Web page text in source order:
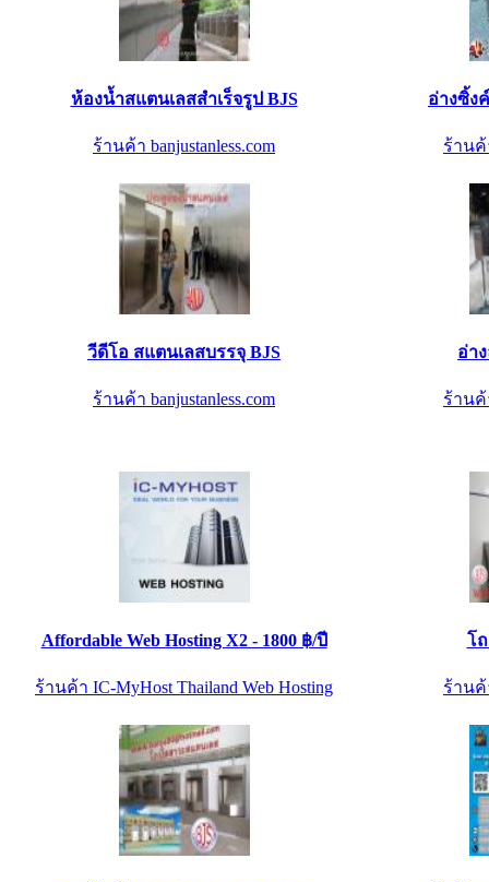
ห้องน้ำสแตนเลสสำเร็จรูป BJS
ร้านค้า banjustanless.com
อ่างซิ้ง
ร้านค้
วีดีโอ สแตนเลสบรรจุ BJS
ร้านค้า banjustanless.com
อ่า
ร้านค้
Affordable Web Hosting X2 - 1800 ฿/ปี
ร้านค้า IC-MyHost Thailand Web Hosting
โ
ร้านค้